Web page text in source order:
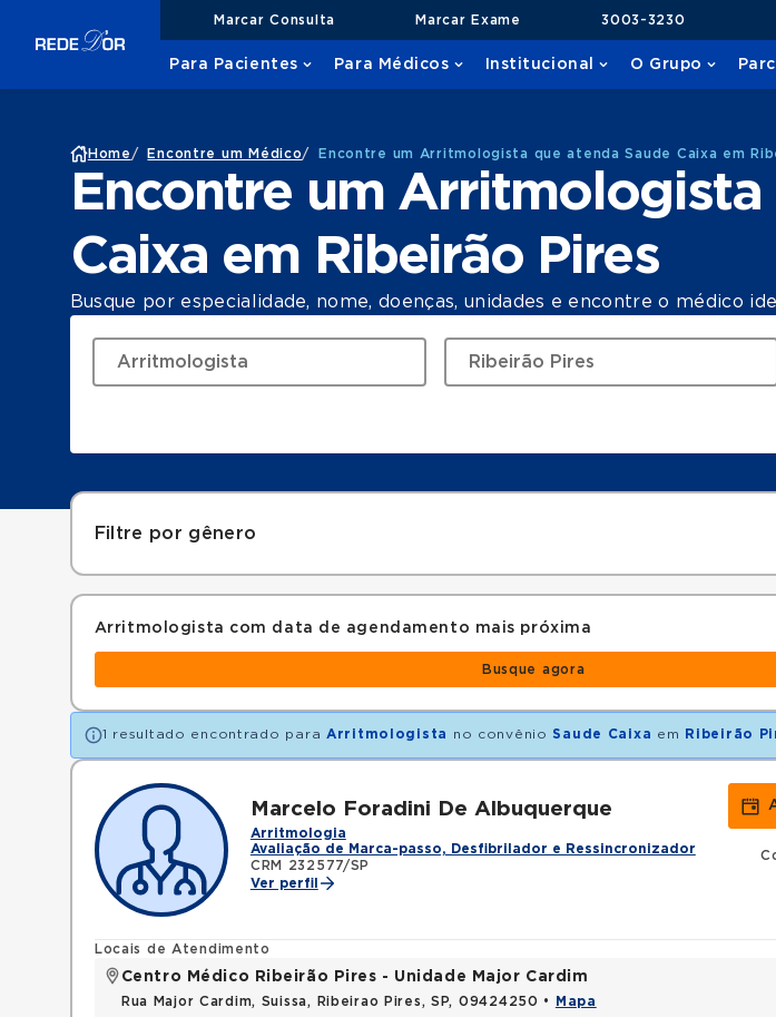
Marcar Consulta Marcar Exame 3003-3230
Para Pacientes Para Médicos Institucional O Grupo
Home / Encontre um Médico/ Encontre um Arritmologista que atenda Saude Caixa em
Encontre um Arritmologista
Caixa em Ribeirão Pires
Busque por especialidade, nome, doenças, unidades e encontre o médico
Filtre por gênero
Arritmologista com data de agendamento mais próxima
Busque agora
1 resultado encontrado para Arritmologista no convênio Saude Caixa em Ribeirão
Marcelo Foradini De Albuquerque
Arritmologia
Avaliação de Marca-passo, Desfibrilador e Ressincronizador
CRM 232577/SP
Ver perfil
Locais de Atendimento
Centro Médico Ribeirão Pires - Unidade Major Cardim
Rua Major Cardim, Suissa, Ribeirao Pires, SP, 09424250 • Mapa